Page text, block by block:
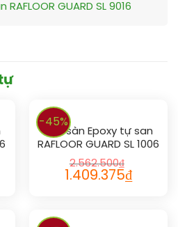
GUARD SL 9016
-45%
Sơn sàn Epoxy tự san
RAFLOOR GUARD SL 1006
2.562.500₫
1.409.375₫